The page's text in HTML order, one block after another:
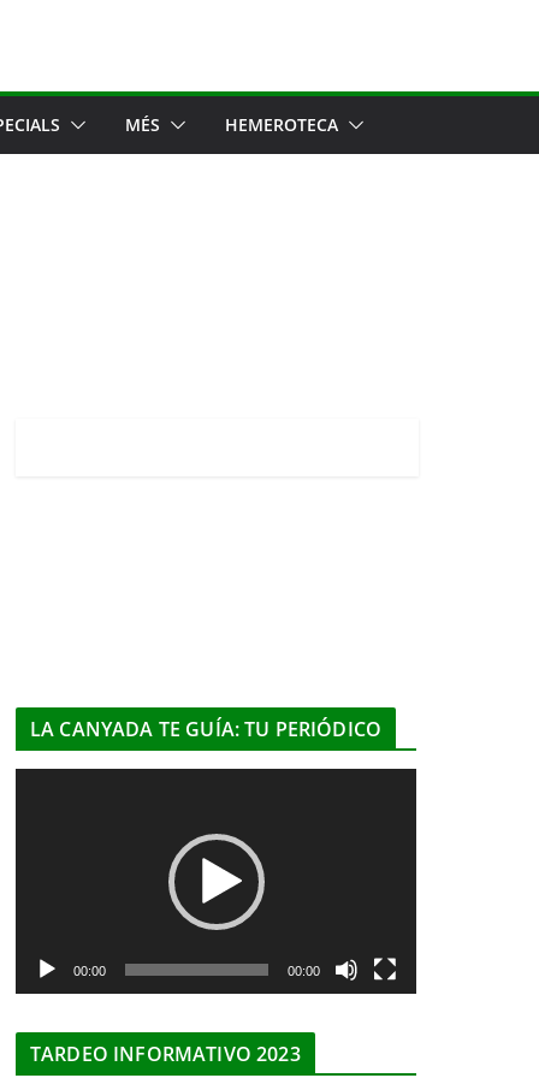
MÉS HEMEROTECA
LA CANYADA TE GUÍA: TU PERIÓDICO
c
00:00 00:00
TARDEO INFORMATIVO 2023